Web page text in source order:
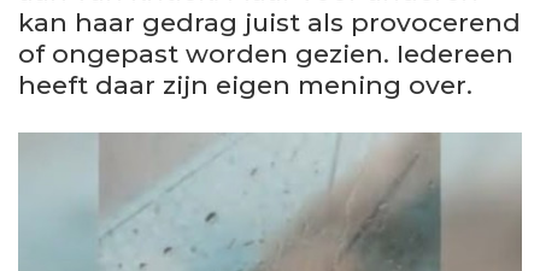
kan haar gedrag juist als provocerend
of ongepast worden gezien. Iedereen
heeft daar zijn eigen mening over.